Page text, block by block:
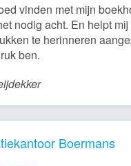
vinden met mijn
nodig acht. En helpt
te herinneren
ben.
Boermans